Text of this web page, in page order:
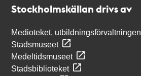
Stockholmskällan drivs av
Medioteket, utbildningsförvaltningen
Stadsmuseet
Medeltidsmuseet
Stadsbiblioteket